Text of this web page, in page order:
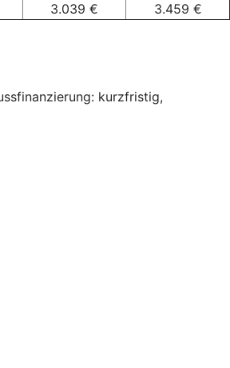
3.039 €
3.459 €
kurzfristig,